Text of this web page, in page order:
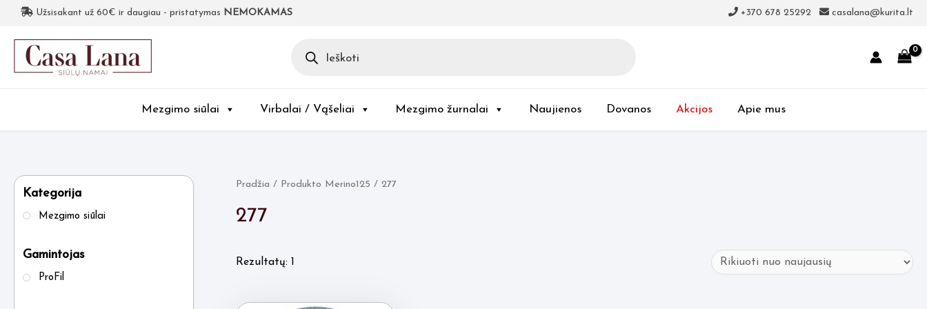
Užsisakant už 60€ ir daugiau - pristatymas NEMOKAMAS +370 678 25292 casalana@kurita.lt
search
Mezgimo siūlai Virbalai / Vąšeliai Mezgimo žurnalai Naujienos Dovanos Akcijos Apie mus
Kategorija
Mezgimo siūlai
Gamintojas
ProFil
Pradžia / Produkto Merino125 / 277
277
Rezultatų: 1